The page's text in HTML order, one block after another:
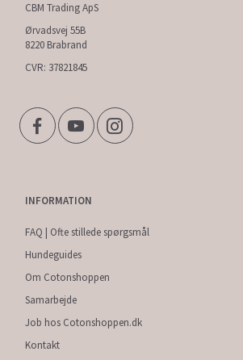
CBM Trading ApS
Ørvadsvej 55B
8220 Brabrand
CVR: 37821845
INFORMATION
FAQ | Ofte stillede spørgsmål
Hundeguides
Om Cotonshoppen
Samarbejde
Job hos Cotonshoppen.dk
Kontakt